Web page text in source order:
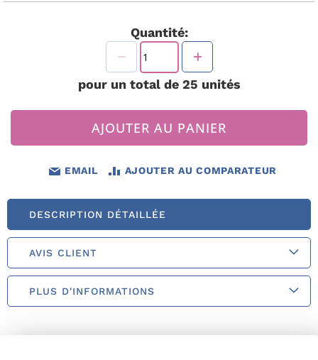
Quantité:
pour un total de 25 unités
AJOUTER AU PANIER
EMAIL AJOUTER AU COMPARATEUR
DESCRIPTION DÉTAILLÉE
AVIS CLIENT
PLUS D'INFORMATIONS